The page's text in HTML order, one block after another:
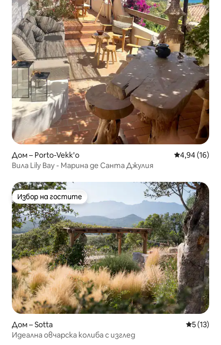
Дом – Porto-Vekkʹo Средна
4,94 (16)
Вила Lily Bay - Марина де Санта Джулия
Избор на гостите
Избор на гостите
Дом – Sotta Средна
5 (13)
Идеална овчарска колиба с изглед